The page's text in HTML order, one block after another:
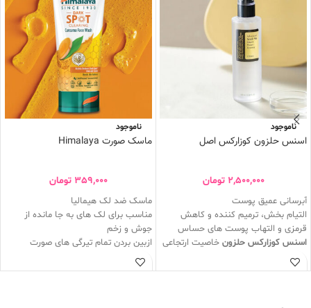
ناموجود
اسنس حلزون کوزارکس اصل
2,500,000 تومان
آبرسانی عمیق پوست
التیام بخش، ترمیم کننده و کاهش
قرمزی و التهاب پوست های حساس
اسنس کوزارکس حلزون خاصیت ارتجاعی
پوست را افزایش میدهد
بافت بسیار سبک و زود جذبی دارد
ناموجود
ماسک صورت Himalaya
359,000 تومان
ماسک ضد لک هیمالیا
مناسب برای لک های به جا مانده از
جوش و زخم
ازبین بردن تمام تیرگی های صورت
حاوی عصاره زرد چوبه که روشن کننده
قوی صورت است